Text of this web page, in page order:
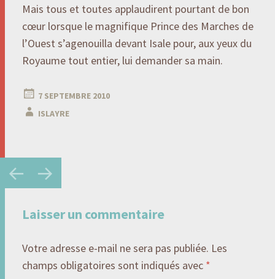
Mais tous et toutes applaudirent pourtant de bon
cœur lorsque le magnifique Prince des Marches de
l’Ouest s’agenouilla devant Isale pour, aux yeux du
Royaume tout entier, lui demander sa main.
7 SEPTEMBRE 2010
ISLAYRE
Navigation
des
Laisser un commentaire
Votre adresse e-mail ne sera pas publiée. Les
champs obligatoires sont indiqués avec *